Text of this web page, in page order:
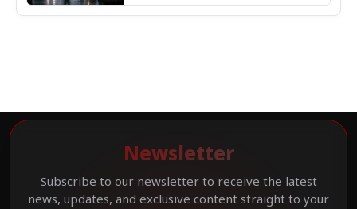
Newsletter
Subscribe to our newsletter to receive the latest
news, updates, and exclusive content straight to your